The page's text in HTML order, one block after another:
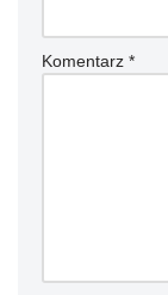
Komentarz *